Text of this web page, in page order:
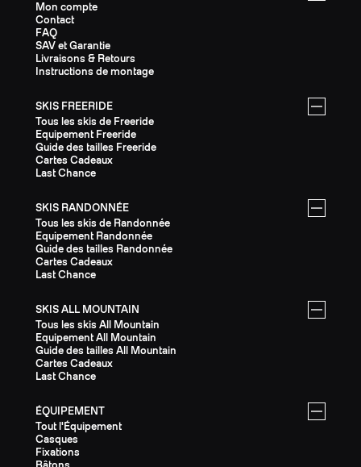
Mon compte
Contact
FAQ
SAV et Garantie
Livraisons & Retours
Instructions de montage
SKIS FREERIDE
Tous les skis de Freeride
Equipement Freeride
Guide des tailles Freeride
Cartes Cadeaux
Last Chance
SKIS RANDONNÉE
Tous les skis de Randonnée
Equipement Randonnée
Guide des tailles Randonnée
Cartes Cadeaux
Last Chance
SKIS ALL MOUNTAIN
Tous les skis All Mountain
Equipement All Mountain
Guide des tailles All Mountain
Cartes Cadeaux
Last Chance
ÉQUIPEMENT
Tout l'Équipement
Casques
Fixations